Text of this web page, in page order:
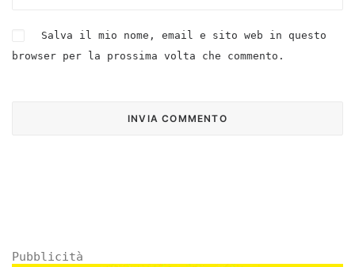
Salva il mio nome, email e sito web in questo
browser per la prossima volta che commento.
Pubblicità